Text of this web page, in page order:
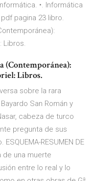
•. Informática
pagina 23 libro.
Libros.
(Contemporánea):
Libros.
sobre la rara
San Román y
cabeza de turco
pregunta de sus
RESUMEN DE
de una muerte
entre lo real y lo